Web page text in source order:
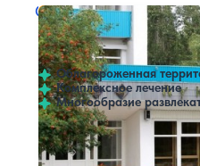
Санаторий Лукоморье
4.736 отзывов
Энергетик
Облагороженная
Комплексное лечение
Многообразие
Профилей лечения:
Нет цен или Выбрать